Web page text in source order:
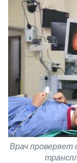
Врач проверяет